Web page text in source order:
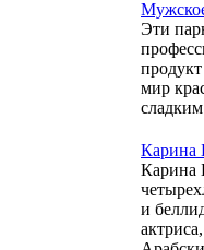
Эти
мир
Карина
Карина
и